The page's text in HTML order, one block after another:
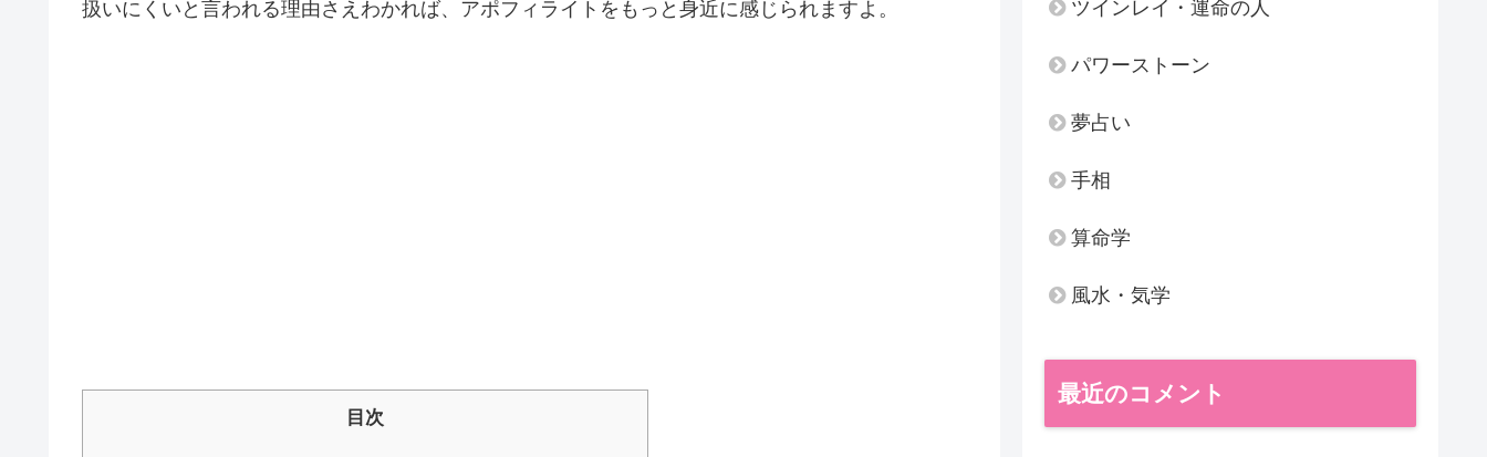
扱いにくいと言われる理由さえわかれば、アポフィライトをもっと身近に感じられますよ。
目次
ツインレイ・運命の人
パワーストーン
夢占い
手相
算命学
風水・気学
最近のコメント